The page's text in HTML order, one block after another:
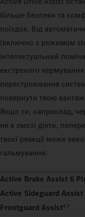
більше безпеки та
поїздок. Від
(включно з режимом
інтелектуальний
екстреного
перестроювання
повернути твою
Якщо ти, наприклад,
не в змозі діяти,
твоєї реакції може
гальмування.
Active Brake Assist 6
Active Sideguard Assist
Frontguard Assist2,3